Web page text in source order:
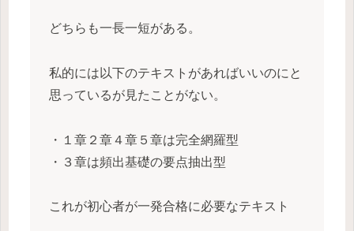
どちらも一長一短がある。
私的には以下のテキストがあればいいのにと
思っているが見たことがない。
・１章２章４章５章は完全網羅型
・３章は頻出基礎の要点抽出型
これが初心者が一発合格に必要なテキスト